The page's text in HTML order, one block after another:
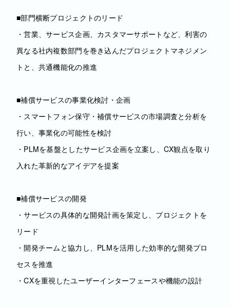
■部門横断プロジェクトのリード
・営業、サービス企画、カスタマーサポートなど、利害の
異なる社内複数部門を巻き込んだプロジェクトマネジメン
トと、共通機能化の推進
■補償サービスの事業化検討・企画
・スマートフォン保守・補償サービスの市場調査と分析を
行い、事業化の可能性を検討
・PLMを基盤としたサービス企画を立案し、CX観点を取り
入れた革新的なアイデアを提案
■補償サービスの開発
・サービスの具体的な開発計画を策定し、プロジェクトを
リード
・開発チームと協力し、PLMを活用した効率的な開発プロ
セスを推進
・CXを重視したユーザーインターフェースや機能の設計